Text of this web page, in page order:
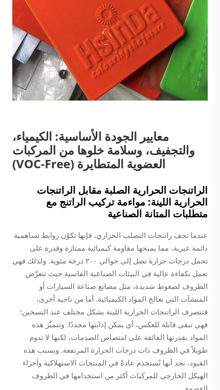
معايير الجودة الأساسية: الكيمياء،
والتجفيف، وسلامة خلوها من المركبات
العضوية المتطايرة (VOC-Free)
الراتنجات الحرارية الصلبة مقابل الراتنجات
الحرارية اللينة: مواءمة تركيب الراتنج مع
متطلبات المتانة الصناعية
عندما تجف راتنجات التصلب الحراري، فإنها تكوّن روابط تساهمية
دائمة عبرية، مما يمنحها مقاومة كيميائية ممتازة وقدرة على
تحمل درجات حرارة تصل إلى حوالي ٢٠٠ درجة مئوية. ولذلك فهي
تعمل بكفاءة عالية في البيئات الصناعية القاسية حيث تتعرَّض
الظروف لضغوط شديدة، مثل مصانع صناعة السيارات أو
المنشآت التي تعالج المواد الكيميائية. أما من ناحية أخرى،
فتتصرف الراتنجات الحرارية اللينة بشكل مختلف عند التسخين؛
فهي تبقى قابلة للعكس، أي يمكن إذابتها مجددًا. وتتميَّز هذه
المواد بقدرتها الفائقة على امتصاص الصدمات، لكنها لا تدوم
طويلاً في الظروف ذات درجات الحرارة المرتفعة. وبسبب هذه
القيود، نجد أنها تُستخدم عادةً في المنتجات الاستهلاكية وأجزاء
الهيكل الخارجي للمركبات أكثر من استخدامها في الظروف
القصوى.